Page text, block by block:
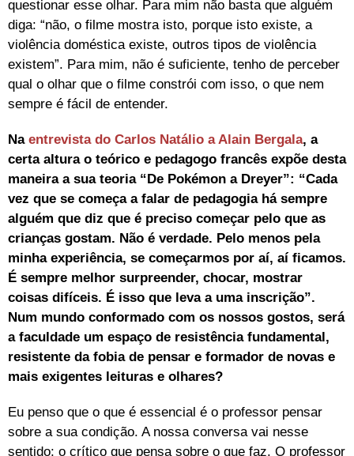
questionar esse olhar. Para mim não basta que alguém
diga: “não, o filme mostra isto, porque isto existe, a
violência doméstica existe, outros tipos de violência
existem”. Para mim, não é suficiente, tenho de perceber
qual o olhar que o filme constrói com isso, o que nem
sempre é fácil de entender.
Na entrevista do Carlos Natálio a Alain Bergala, a
certa altura o teórico e pedagogo francês expõe desta
maneira a sua teoria “De Pokémon a Dreyer”: “Cada
vez que se começa a falar de pedagogia há sempre
alguém que diz que é preciso começar pelo que as
crianças gostam. Não é verdade. Pelo menos pela
minha experiência, se começarmos por aí, aí ficamos.
É sempre melhor surpreender, chocar, mostrar
coisas difíceis. É isso que leva a uma inscrição”.
Num mundo conformado com os nossos gostos, será
a faculdade um espaço de resistência fundamental,
resistente da fobia de pensar e formador de novas e
mais exigentes leituras e olhares?
Eu penso que o que é essencial é o professor pensar
sobre a sua condição. A nossa conversa vai nesse
sentido: o crítico que pensa sobre o que faz. O professor